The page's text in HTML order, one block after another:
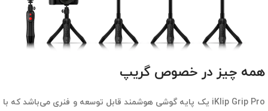
همه چیز در خصوص گریپ
iKlip Grip Pro یک پایه گوشی هوشمند قابل توسعه و فنری می‌باشد که با